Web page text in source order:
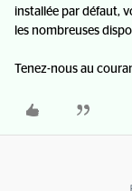
installée par défaut,
les nombreuses
Tenez-nous au